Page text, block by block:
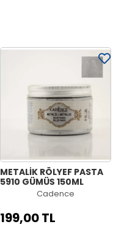
METALİK RÖLYEF PASTA
5910 GÜMÜŞ 150ML
Cadence
199,00 TL